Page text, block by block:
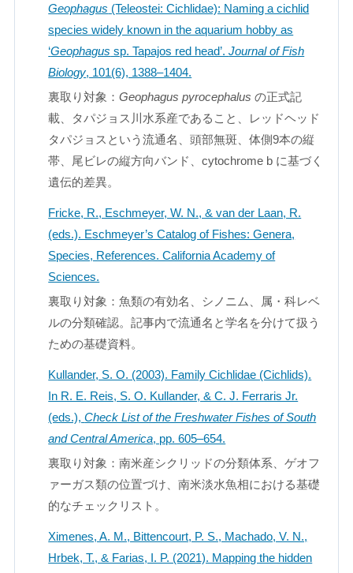
Geophagus (Teleostei: Cichlidae): Naming a cichlid
species widely known in the aquarium hobby as
‘Geophagus sp. Tapajos red head’.Journal of Fish
Biology, 101(6), 1388–1404.
裏取り対象：Geophagus pyrocephalus の正式記
載、タパジョス川水系産であること、レッドヘッド
タパジョスという流通名、頭部無斑、体側9本の縦
帯、尾ビレの縦方向バンド、cytochrome b に基づく
遺伝的差異。
Fricke, R., Eschmeyer, W. N., & van der Laan, R.
(eds.). Eschmeyer’s Catalog of Fishes: Genera,
Species, References. California Academy of
Sciences.
裏取り対象：魚類の有効名、シノニム、属・科レベ
ルの分類確認。記事内で流通名と学名を分けて扱う
ための基礎資料。
Kullander, S. O. (2003). Family Cichlidae (Cichlids).
In R. E. Reis, S. O. Kullander, & C. J. Ferraris Jr.
(eds.),Check List of the Freshwater Fishes of South
and Central America, pp. 605–654.
裏取り対象：南米産シクリッドの分類体系、ゲオフ
ァーガス類の位置づけ、南米淡水魚相における基礎
的なチェックリスト。
Ximenes, A. M., Bittencourt, P. S., Machado, V. N.,
Hrbek, T., & Farias, I. P. (2021). Mapping the hidden